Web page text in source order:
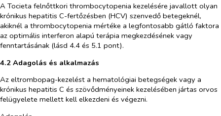
A Tocieta felnőttkori thrombocytopenia kezelésére javallott olyan
krónikus hepatitis C-fertőzésben (HCV) szenvedő betegeknél,
akiknél a thrombocytopenia mértéke a legfontosabb gátló faktora
az optimális interferon alapú terápia megkezdésének vagy
fenntartásának (lásd 4.4 és 5.1 pont).
4.2 Adagolás és alkalmazás
Az eltrombopag-kezelést a hematológiai betegségek vagy a
krónikus hepatitis C és szövődményeinek kezelésében jártas orvos
felügyelete mellett kell elkezdeni és végezni.